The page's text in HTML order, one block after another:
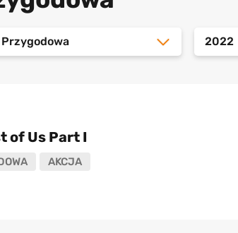
Przygodowa 2022
of Us Part I
AKCJA